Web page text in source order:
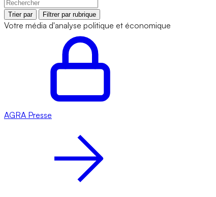
Trier par Filtrer par rubrique
Votre média d'analyse politique et économique
AGRA Presse